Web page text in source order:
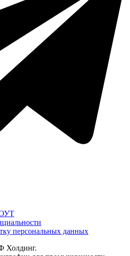
персональных данных
Холдинг.